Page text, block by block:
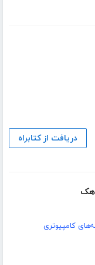
دریافت از کتابراه
هک
کامپیوتری